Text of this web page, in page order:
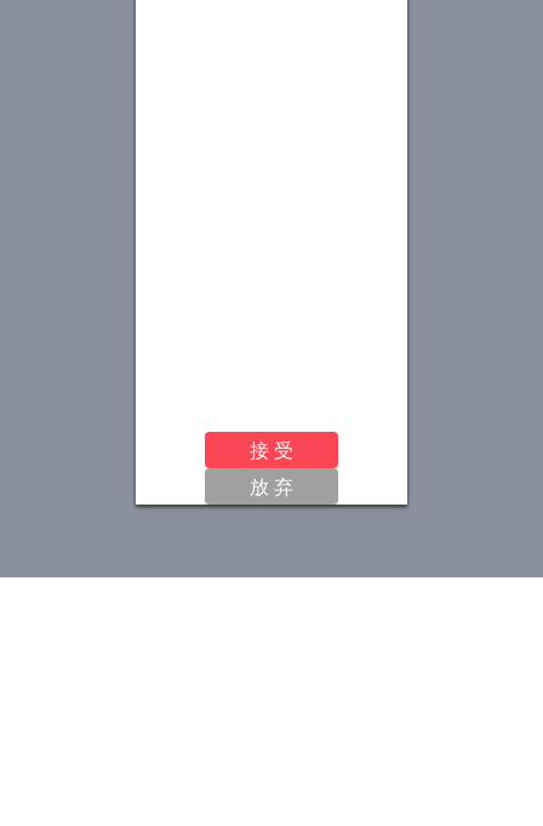
接 受
放 弃